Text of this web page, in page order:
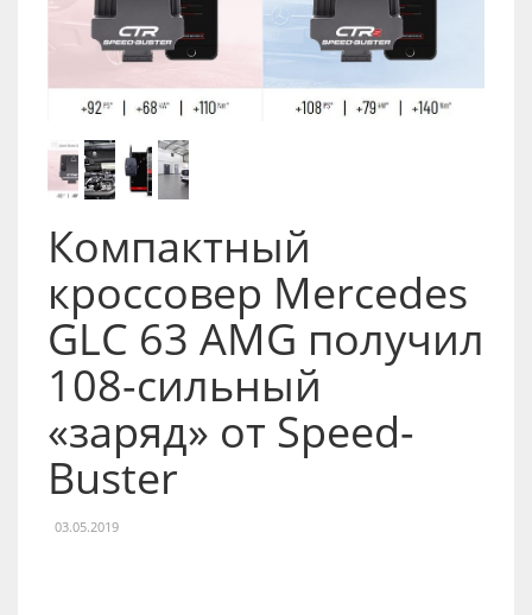
Компактный
кроссовер Mercedes
GLC 63 AMG получил
108-сильный
«заряд» от Speed-
Buster
03.05.2019